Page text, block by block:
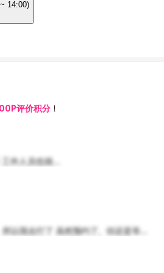
14:00)
评价积分 ！
作人员也很...
以我去打了 虽然预约了，但还是等...